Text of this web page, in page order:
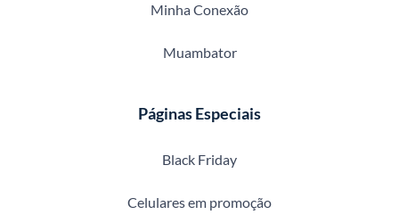
Minha Conexão
Muambator
Páginas Especiais
Black Friday
Celulares em promoção